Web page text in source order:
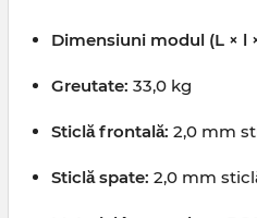
Dimensiuni modul (L × l
Greutate: 33,0 kg
Sticlă frontală: 2,0 mm
Sticlă spate: 2,0 mm